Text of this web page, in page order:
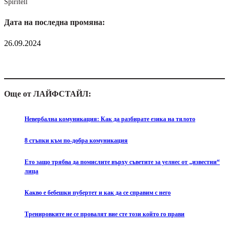
Spiritell
Дата на последна промяна:
26.09.2024
Още от ЛАЙФСТАЙЛ:
Невербална комуникация: Как да разбирате езика на тялото
8 стъпки към по-добра комуникация
Ето защо трябва да помислите върху съветите за уелнес от „известни“
лица
Какво е бебешки пубертет и как да се справим с него
Тренировките не се провалят вие сте този който го прави